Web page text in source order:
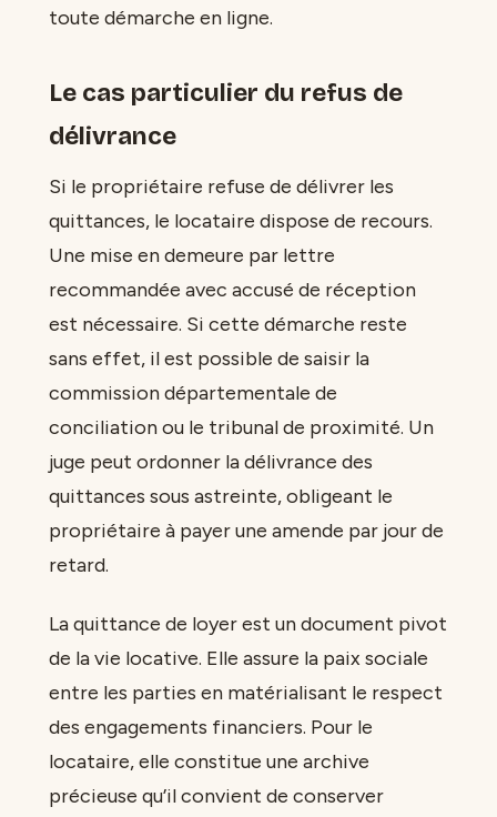
toute démarche en ligne.
Le cas particulier du refus de
délivrance
Si le propriétaire refuse de délivrer les
quittances, le locataire dispose de recours.
Une mise en demeure par lettre
recommandée avec accusé de réception
est nécessaire. Si cette démarche reste
sans effet, il est possible de saisir la
commission départementale de
conciliation ou le tribunal de proximité. Un
juge peut ordonner la délivrance des
quittances sous astreinte, obligeant le
propriétaire à payer une amende par jour de
retard.
La quittance de loyer est un document pivot
de la vie locative. Elle assure la paix sociale
entre les parties en matérialisant le respect
des engagements financiers. Pour le
locataire, elle constitue une archive
précieuse qu’il convient de conserver